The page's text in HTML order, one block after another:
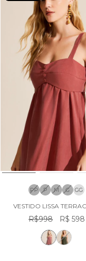
PP P M G GG
VESTIDO LISSA
R$998 R$ 598